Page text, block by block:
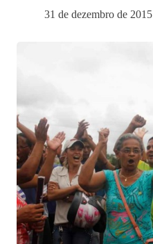
31 de dezembro de 2015